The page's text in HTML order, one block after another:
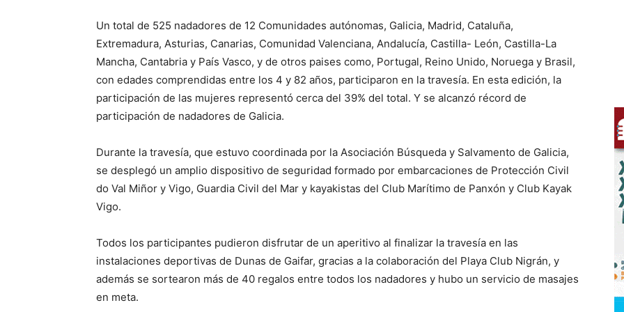
Un total de 525 nadadores de 12 Comunidades autónomas, Galicia, Madrid, Cataluña,
Extremadura, Asturias, Canarias, Comunidad Valenciana, Andalucía, Castilla- León, Castilla-La
Mancha, Cantabria y País Vasco, y de otros paises como, Portugal, Reino Unido, Noruega y Brasil,
con edades comprendidas entre los 4 y 82 años, participaron en la travesía. En esta edición, la
participación de las mujeres representó cerca del 39% del total. Y se alcanzó récord de
participación de nadadores de Galicia.
Durante la travesía, que estuvo coordinada por la Asociación Búsqueda y Salvamento de Galicia,
se desplegó un amplio dispositivo de seguridad formado por embarcaciones de Protección Civil
do Val Miñor y Vigo, Guardia Civil del Mar y kayakistas del Club Marítimo de Panxón y Club Kayak
Vigo.
Todos los participantes pudieron disfrutar de un aperitivo al finalizar la travesía en las
instalaciones deportivas de Dunas de Gaifar, gracias a la colaboración del Playa Club Nigrán, y
además se sortearon más de 40 regalos entre todos los nadadores y hubo un servicio de masajes
en meta.